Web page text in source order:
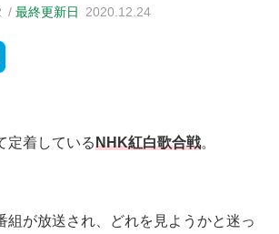
最終更新日 2020.12.24
定着しているNHK紅白歌合戦。
組が放送され、どれを見ようかと迷っ